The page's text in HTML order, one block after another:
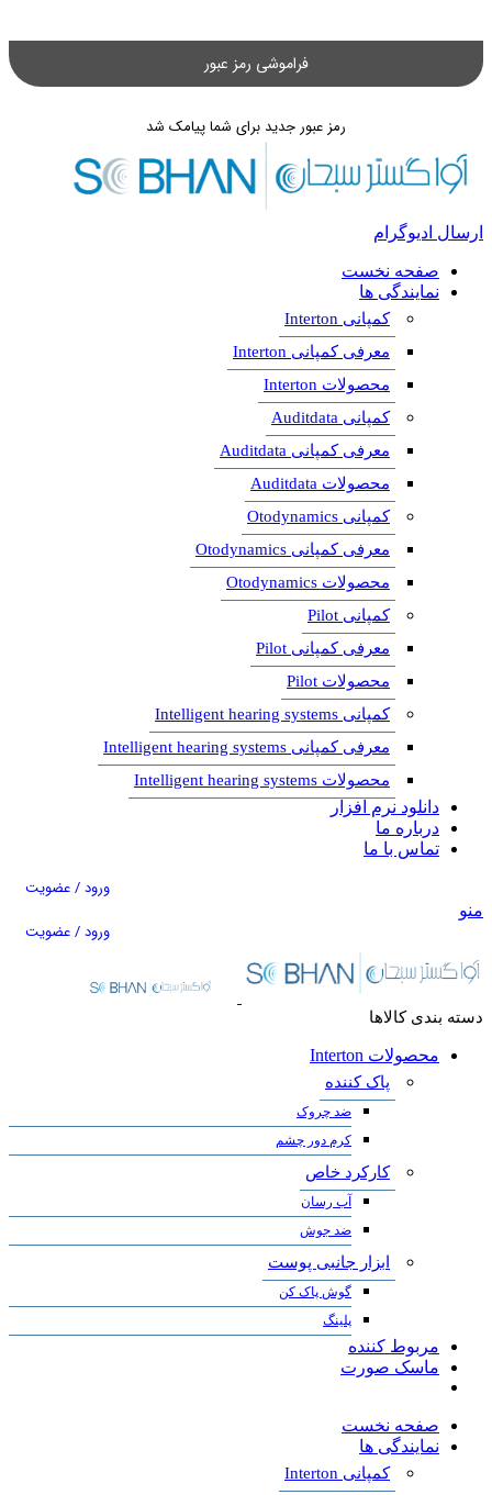
فراموشی رمز عبور
رمز عبور جدید برای شما پیامک شد
ارسال ادیوگرام
صفحه نخست
نمایندگی ها
کمپانی Interton
معرفی کمپانی Interton
محصولات Interton
کمپانی Auditdata
معرفی کمپانی Auditdata
محصولات Auditdata
کمپانی Otodynamics
معرفی کمپانی Otodynamics
محصولات Otodynamics
کمپانی Pilot
معرفی کمپانی Pilot
محصولات Pilot
کمپانی Intelligent hearing systems
معرفی کمپانی Intelligent hearing systems
محصولات Intelligent hearing systems
دانلود نرم افزار
درباره ما
تماس با ما
ورود / عضویت
منو
ورود / عضویت
دسته بندی کالاها
محصولات Interton
پاک کننده
ضد چروک
کرم دور چشم
کارکرد خاص
آب رسان
ضد جوش
ابزار جانبی پوست
گوش پاک کن
پلینگ
مربوط کننده
ماسک صورت
صفحه نخست
نمایندگی ها
کمپانی Interton